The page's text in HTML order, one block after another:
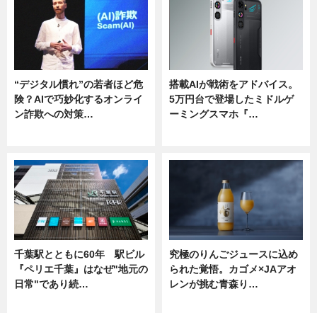
“デジタル慣れ”の若者ほど危
険？AIで巧妙化するオンライ
ン詐欺への対策…
搭載AIが戦術をアドバイス。
5万円台で登場したミドルゲ
ーミングスマホ『…
千葉駅とともに60年 駅ビル
『ペリエ千葉』はなぜ"地元の
日常"であり続…
究極のりんごジュースに込め
られた覚悟。カゴメ×JAアオ
レンが挑む青森り…